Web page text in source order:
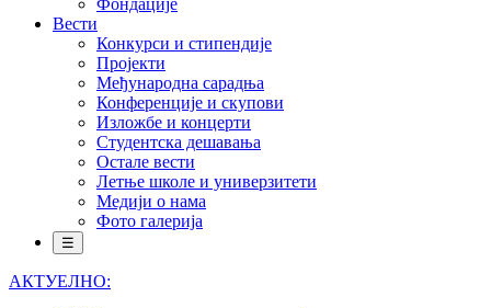
Фондације
Вести
Конкурси и стипендије
Пројекти
Међународна сарадња
Конференције и скупови
Изложбе и концерти
Студентска дешавања
Остале вести
Летње школе и универзитети
Медији о нама
Фото галерија
☰
АКТУЕЛНО: